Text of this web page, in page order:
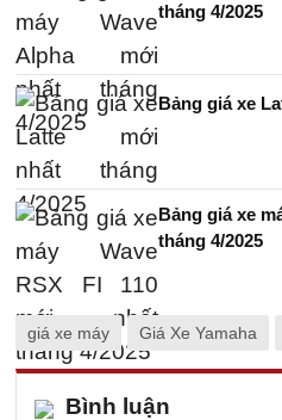
tháng 4/2025
Bảng giá xe
Bảng giá xe
tháng 4/2025
giá xe máy Giá Xe Yamaha
Bình luận